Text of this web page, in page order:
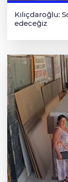
Kılıçdaroğlu:
edeceğiz